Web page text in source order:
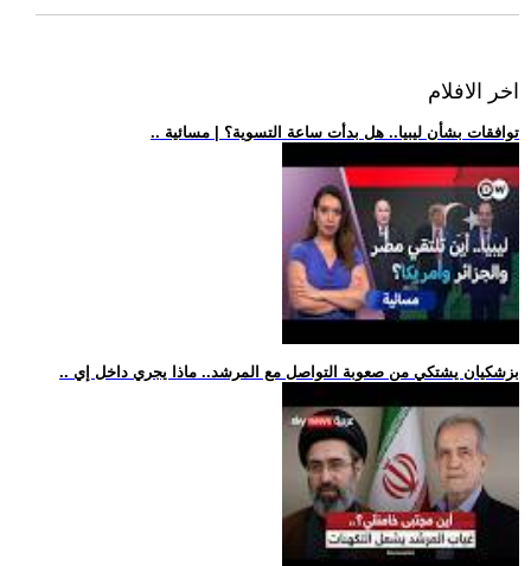
اخر الافلام
.. توافقات بشأن ليبيا.. هل بدأت ساعة التسوية؟ | مسائية
.. بزشكيان يشتكي من صعوبة التواصل مع المرشد.. ماذا يجري داخل إي